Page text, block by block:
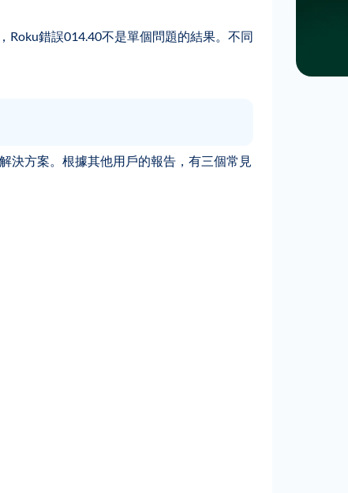
Roku錯誤014.40不是單個問題的結果。不同
決方案。根據其他用戶的報告，有三個常見